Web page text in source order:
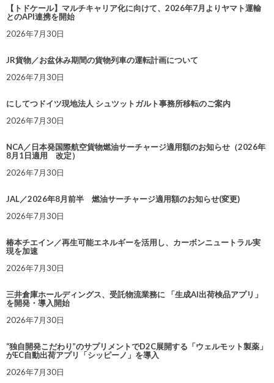
【トドケール】マルチキャリア化に向けて、2026年7月よりヤマト運輸
とのAPI連携を開始
2026年7月30日
JR貨物／お盆休み期間の貨物列車の運転計画について
2026年7月30日
にしてつドイツ現地法人 シュツットガルト事務所移転のご案内
2026年7月30日
NCA／日本発国際航空貨物燃油サーチャージ適用額のお知らせ（2026年
8月1日適用 改定）
2026年7月30日
JAL／2026年8月前半 燃油サーチャージ適用額のお知らせ(変更)
2026年7月30日
椿本チエイン／再生可能エネルギーを活用し、カーボンニュートラル実
現を加速
2026年7月30日
三井倉庫ホールディングス、受託物流業務に 「生成AI出荷検品アプリ」
を開発・導入開始
2026年7月30日
“独自開発こだわり”のサプリメントでD2C展開する「ウェルモット製薬」
がEC自動出荷アプリ「シッピーノ」を導入
2026年7月30日